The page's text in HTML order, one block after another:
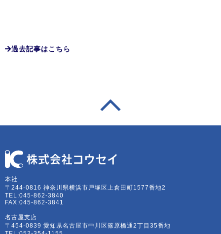
過去記事はこちら
本社
〒244-0816 神奈川県横浜市戸塚区上倉田町1577番地2
TEL:045-862-3840
FAX:045-862-3841
名古屋支店
〒454-0839 愛知県名古屋市中川区篠原橋通2丁目35番地